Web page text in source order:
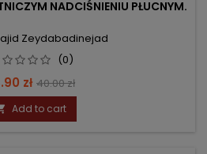
NADCIŚNIENIU PŁUCNYM.
Zeydabadinejad
(0)
zł Regular
price
40.00 zł
Add to cart